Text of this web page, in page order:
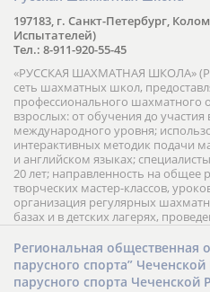
197183, г. Санкт-Петербург,
Испытателей)
Тел.: 8-911-920-55-45
«РУССКАЯ ШАХМАТНАЯ ШКОЛА»
сеть шахматных школ,
профессионального шахматного
взрослых: от обучения до участия
международного уровня;
интерактивных методик подачи
и английском языках;
20 лет; направленность на общее
творческих мастер-классов,
организация регулярных
базах и в детских лагерях,
шахматистами; корпоративное
форме вебинаров и
российских и международных
онлайн трансляция мероприятий
Региональная общественная
парусного спорта”
парусного спорта Чеченской